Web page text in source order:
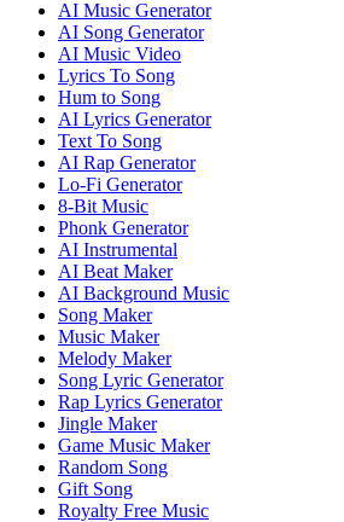
AI Music Generator
AI Song Generator
AI Music Video
Lyrics To Song
Hum to Song
AI Lyrics Generator
Text To Song
AI Rap Generator
Lo-Fi Generator
8-Bit Music
Phonk Generator
AI Instrumental
AI Beat Maker
AI Background Music
Song Maker
Music Maker
Melody Maker
Song Lyric Generator
Rap Lyrics Generator
Jingle Maker
Game Music Maker
Random Song
Gift Song
Royalty Free Music